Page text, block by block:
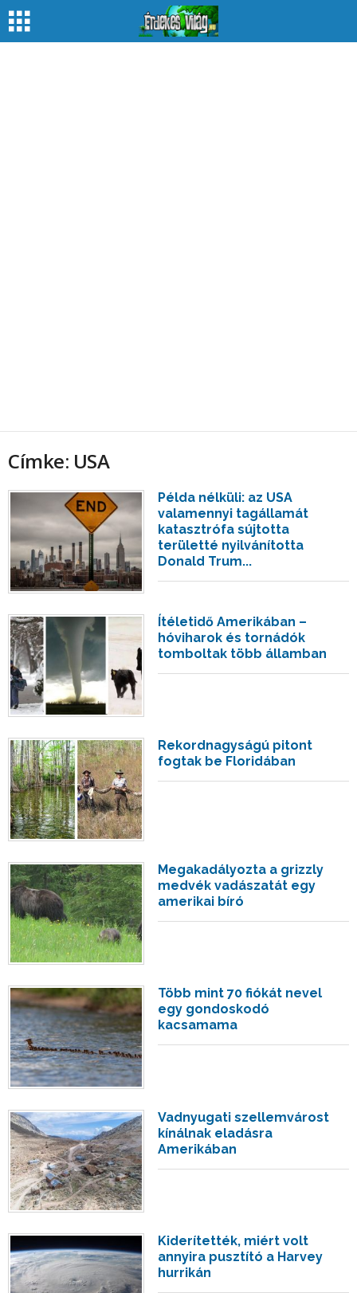
Címke: USA
Példa nélküli: az USA
valamennyi tagállamát
katasztrófa sújtotta
területté nyilvánította
Donald Trum...
Ítéletidő Amerikában –
hóviharok és tornádók
tomboltak több államban
Rekordnagyságú pitont
fogtak be Floridában
Megakadályozta a grizzly
medvék vadászatát egy
amerikai bíró
Több mint 70 fiókát nevel
egy gondoskodó
kacsamama
Vadnyugati szellemvárost
kínálnak eladásra
Amerikában
Kiderítették, miért volt
annyira pusztító a Harvey
hurrikán